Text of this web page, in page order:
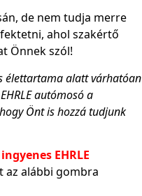
de nem tudja merre
ahol szakértő
Önnek szól!
élettartama alatt várhatóan
autómosó a
Önt is hozzá tudjunk
EHRLE
az alábbi gombra